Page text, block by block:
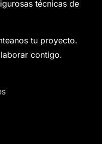
técnicas de
tu proyecto.
contigo.